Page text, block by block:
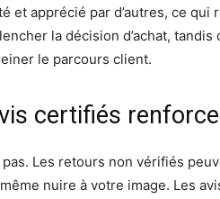
et apprécié par d’autres, ce
la décision d’achat, tandis
le parcours client.
certifiés
Les retours non vérifiés
nuire à votre image. Les